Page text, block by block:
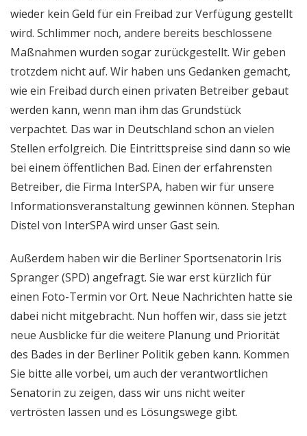
wieder kein Geld für ein Freibad zur Verfügung gestellt
wird. Schlimmer noch, andere bereits beschlossene
Maßnahmen wurden sogar zurückgestellt. Wir geben
trotzdem nicht auf. Wir haben uns Gedanken gemacht,
wie ein Freibad durch einen privaten Betreiber gebaut
werden kann, wenn man ihm das Grundstück
verpachtet. Das war in Deutschland schon an vielen
Stellen erfolgreich. Die Eintrittspreise sind dann so wie
bei einem öffentlichen Bad. Einen der erfahrensten
Betreiber, die Firma InterSPA, haben wir für unsere
Informationsveranstaltung gewinnen können. Stephan
Distel von InterSPA wird unser Gast sein.
Außerdem haben wir die Berliner Sportsenatorin Iris
Spranger (SPD) angefragt. Sie war erst kürzlich für
einen Foto-Termin vor Ort. Neue Nachrichten hatte sie
dabei nicht mitgebracht. Nun hoffen wir, dass sie jetzt
neue Ausblicke für die weitere Planung und Priorität
des Bades in der Berliner Politik geben kann. Kommen
Sie bitte alle vorbei, um auch der verantwortlichen
Senatorin zu zeigen, dass wir uns nicht weiter
vertrösten lassen und es Lösungswege gibt.